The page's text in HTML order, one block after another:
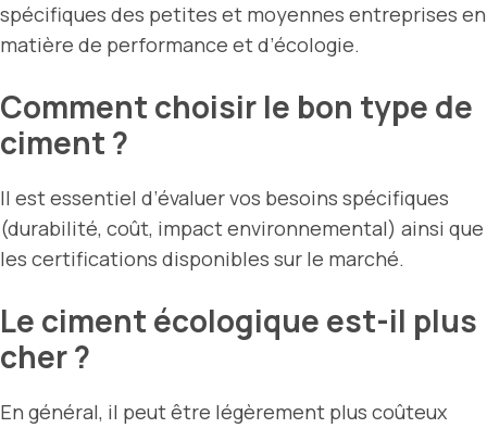
spécifiques des petites et moyennes entreprises en
matière de performance et d’écologie.
Comment choisir le bon type de
ciment ?
Il est essentiel d’évaluer vos besoins spécifiques
(durabilité, coût, impact environnemental) ainsi que
les certifications disponibles sur le marché.
Le ciment écologique est-il plus
cher ?
En général, il peut être légèrement plus coûteux